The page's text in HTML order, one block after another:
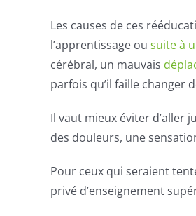
Les causes de ces
l’apprentissage ou suite à
cérébral, un mauvais
parfois qu’il faille changer
Il vaut mieux éviter d’aller
des douleurs, une
Pour ceux qui seraient
privé d’enseignement